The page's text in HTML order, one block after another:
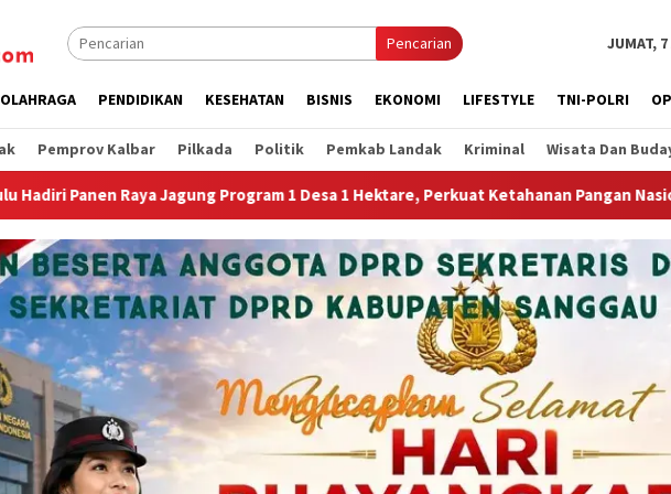
Pencarian JUMAT,
OLAHRAGA PENDIDIKAN KESEHATAN BISNIS EKONOMI LIFESTYLE TNI-POLRI
Pemprov Kalbar Pilkada Politik Pemkab Landak Kriminal Wisata Dan
1 Desa 1 Hektare, Perkuat Ketahanan Pangan Nasional.” Jembatan